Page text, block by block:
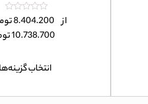
امتیاز
0
از
از 8.404.200
10.738.700
انتخاب گزینه‌ها